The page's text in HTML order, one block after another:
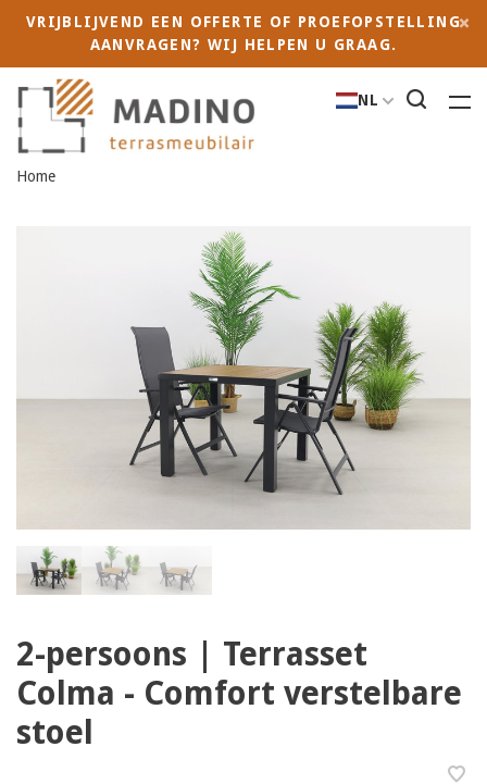
VRIJBLIJVEND EEN OFFERTE OF PROEFOPSTELLING
AANVRAGEN? WIJ HELPEN U GRAAG.
NL
Home
2-persoons | Terrasset
Colma - Comfort verstelbare
stoel